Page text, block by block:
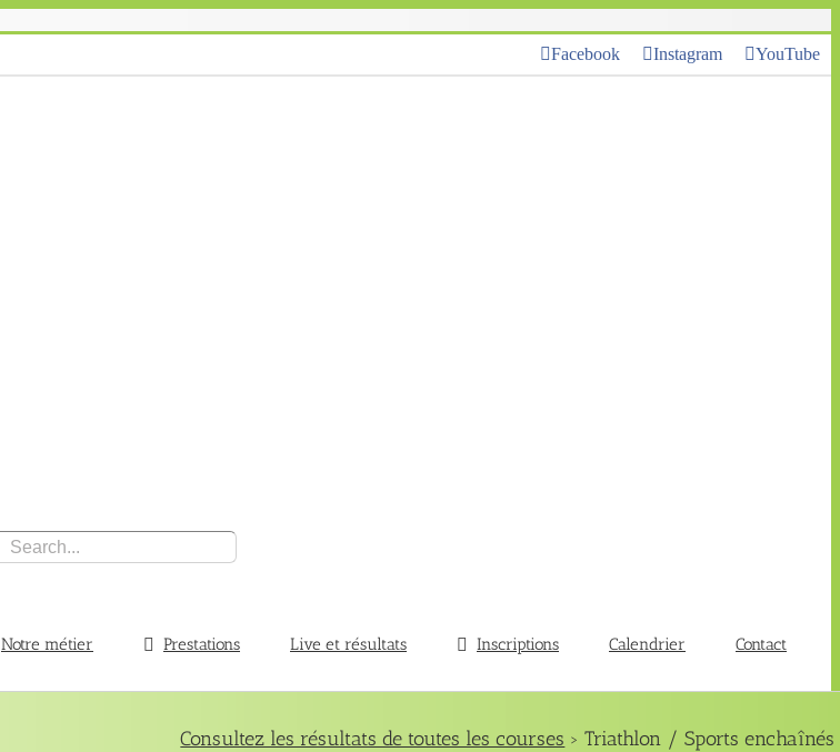
Facebook Instagram YouTube
Notre métier Prestations Live et résultats Inscriptions Calendrier Contact
Consultez les résultats de toutes les courses › Triathlon / Sports enchaînés